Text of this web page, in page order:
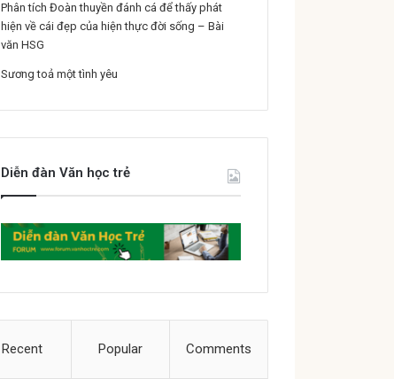
Phân tích Đoàn thuyền đánh cá để thấy phát
hiện về cái đẹp của hiện thực đời sống – Bài
văn HSG
Sương toả một tình yêu
Diễn đàn Văn học trẻ
Recent Popular Comments